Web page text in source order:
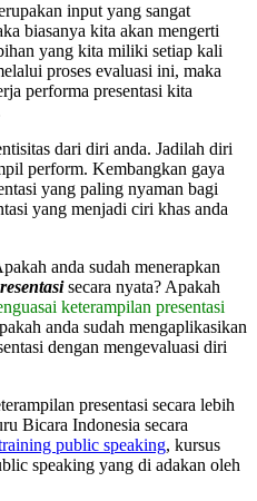
input yang sangat
biasanya kita akan mengerti
yang kita miliki setiap kali
proses evaluasi ini, maka
performa presentasi kita
dari diri anda. Jadilah diri
perform. Kembangkan gaya
yang paling nyaman bagi
yang menjadi ciri khas anda
anda sudah menerapkan
secara nyata? Apakah
keterampilan presentasi
anda sudah mengaplikasikan
dengan mengevaluasi diri
presentasi secara lebih
Bicara Indonesia secara
public speaking, kursus
speaking yang di adakan oleh